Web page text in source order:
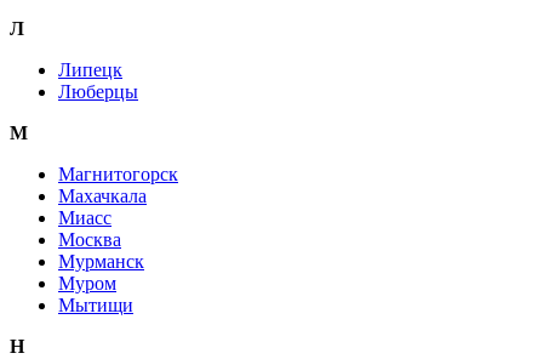
Л
Липецк
Люберцы
М
Магнитогорск
Махачкала
Миасс
Москва
Мурманск
Муром
Мытищи
Н